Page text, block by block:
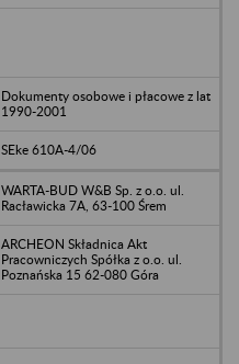
Dokumenty osobowe i płacowe z lat
1990-2001
SEke 610A-4/06
WARTA-BUD W&B Sp. z o.o. ul.
Racławicka 7A, 63-100 Śrem
ARCHEON Składnica Akt
Pracowniczych Spółka z o.o. ul.
Poznańska 15 62-080 Góra